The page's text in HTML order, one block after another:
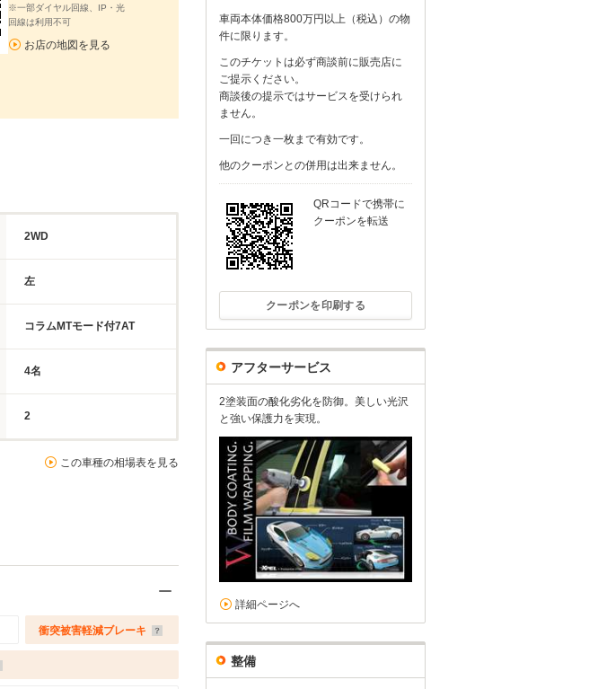
※一部ダイヤル回線、IP・光
回線は利用不可
お店の地図を見る
2WD
左
コラムMTモード付7AT
4名
2
この車種の相場表を見る
衝突被害軽減ブレーキ
車両本体価格800万円以上（税込）の物
件に限ります。
このチケットは必ず商談前に販売店に
ご提示ください。
商談後の提示ではサービスを受けられ
ません。
一回につき一枚まで有効です。
他のクーポンとの併用は出来ません。
QRコードで携帯に
クーポンを転送
クーポンを印刷する
アフターサービス
2塗装面の酸化劣化を防御。美しい光沢
と強い保護力を実現。
詳細ページへ
整備